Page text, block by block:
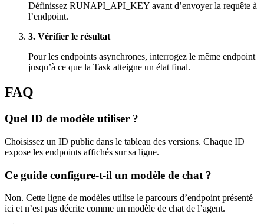
Définissez RUNAPI_API_KEY avant d’envoyer la requête à
l’endpoint.
3. Vérifier le résultat
Pour les endpoints asynchrones, interrogez le même endpoint
jusqu’à ce que la Task atteigne un état final.
FAQ
Quel ID de modèle utiliser ?
Choisissez un ID public dans le tableau des versions. Chaque ID
expose les endpoints affichés sur sa ligne.
Ce guide configure-t-il un modèle de chat ?
Non. Cette ligne de modèles utilise le parcours d’endpoint présenté
ici et n’est pas décrite comme un modèle de chat de l’agent.